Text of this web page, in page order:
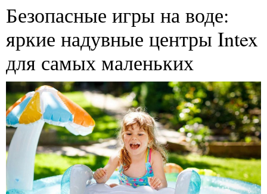
Безопасные игры на воде:
яркие надувные центры Intex
для самых маленьких